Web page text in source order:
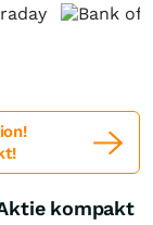
kompakt